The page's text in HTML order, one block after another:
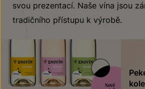
svou prezentací. Naše vína jsou
tradičního přístupu k výrobě.